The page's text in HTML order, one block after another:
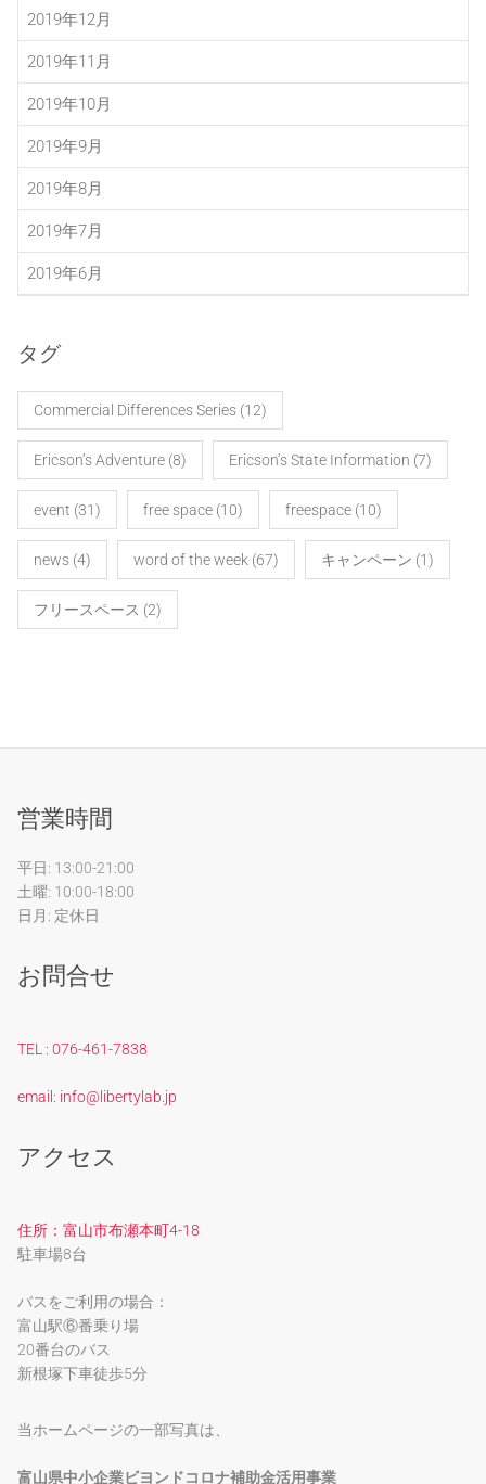
2019年12月
2019年11月
2019年10月
2019年9月
2019年8月
2019年7月
2019年6月
タグ
Commercial Differences Series(12)
Ericson’s Adventure(8) Ericson’s State Information (7)
event (31) free space(10) freespace(10)
news(4) word of the week (67) キャンペーン (1)
フリースペース (2)
営業時間
平日: 13:00-21:00
土曜: 10:00-18:00
日月: 定休日
お問合せ
TEL : 076-461-7838
email: info@libertylab.jp
アクセス
住所：富山市布瀬本町4-18
駐車場8台
バスをご利用の場合：
富山駅⑥番乗り場
20番台のバス
新根塚下車徒歩5分
当ホームページの一部写真は、
富山県中小企業ビヨンドコロナ補助金活用事業